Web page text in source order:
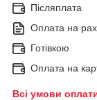
Післяплата
Оплата на
Готівкою
Оплата на
Всі умови